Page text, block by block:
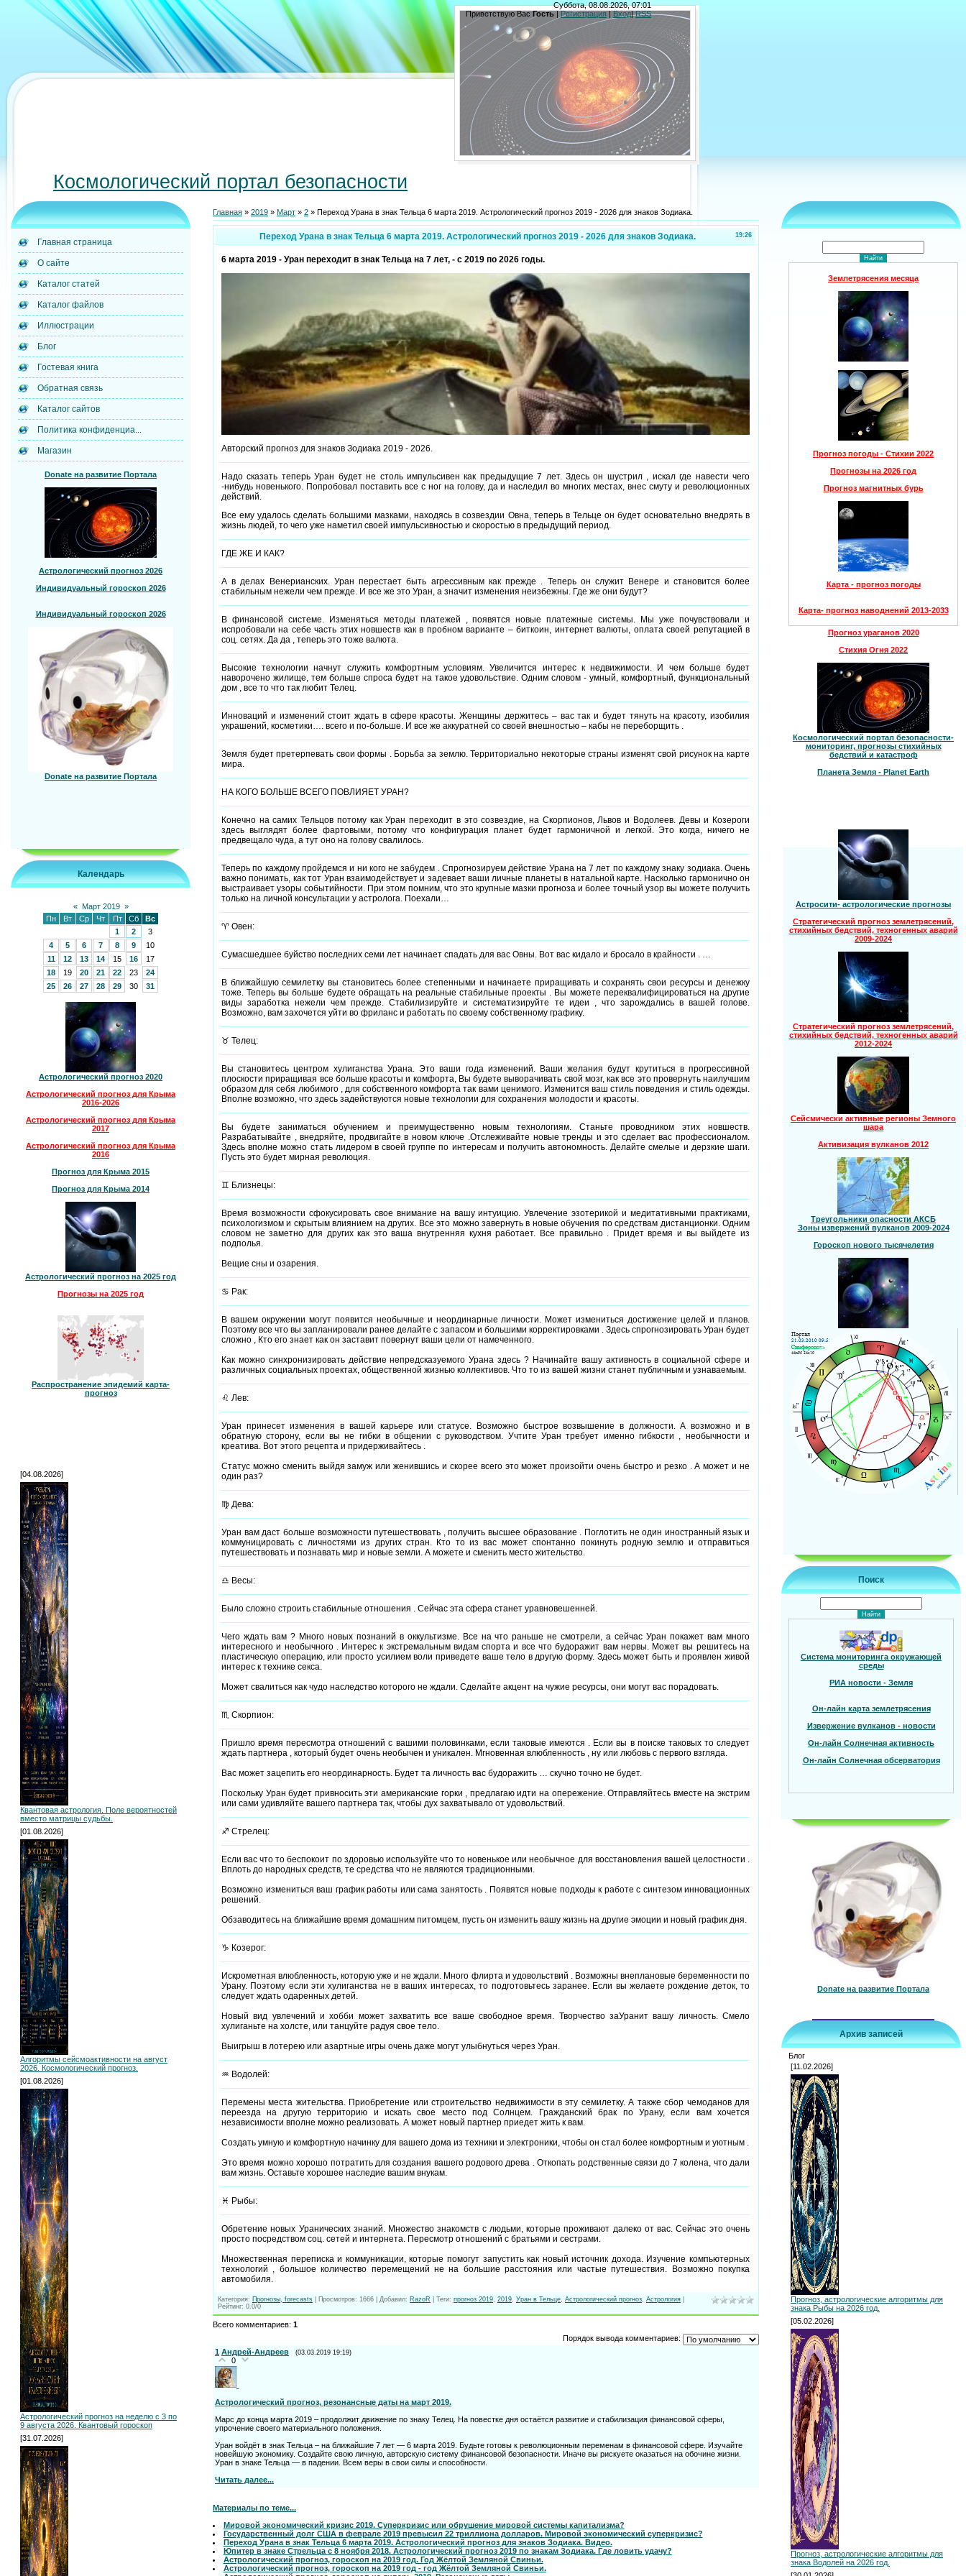
Суббота, 08.08.2026, 07:01
Приветствую Вас Гость|Регистрация|Вход|RSS
Космологический портал безопасности
Главная страница
О сайте
Каталог статей
Каталог файлов
Иллюстрации
Блог
Гостевая книга
Обратная связь
Каталог сайтов
Политика конфиденциа...
Магазин
Donate на развитие Портала
Астрологический прогноз 2026
Индивидуальный гороскоп 2026
Индивидуальный гороскоп 2026
Donate на развитие Портала
Календарь
« Март 2019 »
Пн
Вт Ср Чт Пт Сб
Вс
1
2
3
4
5 6 7 8 9
10
11
12 13 14 15 16
17
18
19 20 21 22 23
24
25
26 27 28 29 30 31
Астрологический прогноз 2020
Астрологический прогноз для Крыма
2016-2026
Астрологический прогноз для Крыма
2017
Астрологический прогноз для Крыма
2016
Прогноз для Крыма 2015
Прогноз для Крыма 2014
Астрологический прогноз на 2025 год
Прогнозы на 2025 год
Распространение эпидемий карта-
прогноз
[04.08.2026]
Квантовая астрология. Поле вероятностей
вместо матрицы судьбы.
[01.08.2026]
Алгоритмы сейсмоактивности на август
2026. Космологический прогноз.
[01.08.2026]
Астрологический прогноз на неделю с 3 по
9 августа 2026. Квантовый гороскоп
[31.07.2026]
Главная » 2019 » Март » 2 » Переход Урана в знак Тельца 6 марта 2019. Астрологический прогноз 2019 - 2026 для знаков Зодиака.
19:26
Переход Урана в знак Тельца 6 марта 2019. Астрологический прогноз 2019 - 2026 для знаков Зодиака.
6 марта 2019 - Уран переходит в знак Тельца на 7 лет, - с 2019 по 2026 годы.
Авторский прогноз для знаков Зодиака 2019 - 2026.
Надо сказать теперь Уран будет не столь импульсивен как предыдущие 7 лет. Здесь он шустрил , искал где навести чего
-нибудь новенького. Попробовал поставить все с ног на голову, да и наследил во многих местах, внес смуту и революционных
действий.
Все ему удалось сделать большими мазками, находясь в созвездии Овна, теперь в Тельце он будет основательно внедрять в
жизнь людей, то чего уже наметил своей импульсивностью и скоростью в предыдущий период.
ГДЕ ЖЕ И КАК?
А в делах Венерианских. Уран перестает быть агрессивным как прежде . Теперь он служит Венере и становится более
стабильным нежели чем прежде. И все же это Уран, а значит изменения неизбежны. Где же они будут?
В финансовой системе. Изменяться методы платежей , появятся новые платежные системы. Мы уже почувствовали и
испробовали на себе часть этих новшеств как в пробном варианте – биткоин, интернет валюты, оплата своей репутацией в
соц. сетях. Да да , теперь это тоже валюта.
Высокие технологии начнут служить комфортным условиям. Увеличится интерес к недвижимости. И чем больше будет
наворочено жилище, тем больше спроса будет на такое удовольствие. Одним словом - умный, комфортный, функциональный
дом , все то что так любит Телец.
Инноваций и изменений стоит ждать в сфере красоты. Женщины держитесь – вас так и будет тянуть на красоту, изобилия
украшений, косметики…. всего и по-больше. И все же аккуратней со своей внешностью – кабы не переборщить .
Земля будет претерпевать свои формы . Борьба за землю. Территориально некоторые страны изменят свой рисунок на карте
мира.
НА КОГО БОЛЬШЕ ВСЕГО ПОВЛИЯЕТ УРАН?
Конечно на самих Тельцов потому как Уран переходит в это созвездие, на Скорпионов, Львов и Водолеев. Девы и Козероги
здесь выглядят более фартовыми, потому что конфигурация планет будет гармоничной и легкой. Это когда, ничего не
предвещало чуда, а тут оно на голову свалилось.
Теперь по каждому пройдемся и ни кого не забудем . Спрогнозируем действие Урана на 7 лет по каждому знаку зодиака. Очень
важно понимать, как тот Уран взаимодействует и задевает ваши личные планеты в натальной карте. Насколько гармонично он
выстраивает узоры событийности. При этом помним, что это крупные мазки прогноза и более точный узор вы можете получить
только на личной консультации у астролога. Поехали…
♈ Овен:
Сумасшедшее буйство последних семи лет начинает спадать для вас Овны. Вот вас кидало и бросало в крайности . …
В ближайшую семилетку вы становитесь более степенными и начинаете приращивать и сохранять свои ресурсы и денежку
тоже. Теперь вы больше будете обращать на реальные стабильные проекты . Вы можете переквалифицироваться на другие
виды заработка нежели чем прежде. Стабилизируйте и систематизируйте те идеи , что зарождались в вашей голове.
Возможно, вам захочется уйти во фриланс и работать по своему собственному графику.
♉ Телец:
Вы становитесь центром хулиганства Урана. Это ваши года изменений. Ваши желания будут крутиться в прогрессивной
плоскости приращивая все больше красоты и комфорта, Вы будете выворачивать свой мозг, как все это провернуть наилучшим
образом для себя любимого , для собственного комфорта так вами ценимого. Изменится ваш стиль поведения и стиль одежды.
Вполне возможно, что здесь задействуются новые технологии для сохранения молодости и красоты.
Вы будете заниматься обучением и преимущественно новым технологиям. Станьте проводником этих новшеств.
Разрабатывайте , внедряйте, продвигайте в новом ключе .Отслеживайте новые тренды и это сделает вас профессионалом.
Здесь вполне можно стать лидером в своей группе по интересам и получить автономность. Делайте смелые и дерзкие шаги.
Пусть это будет мирная революция.
♊ Близнецы:
Время возможности сфокусировать свое внимание на вашу интуицию. Увлечение эзотерикой и медитативными практиками,
психологизмом и скрытым влиянием на других. Все это можно завернуть в новые обучения по средствам дистанционки. Одним
словом не заметно для других как это ваша внутренняя кухня работает. Все правильно . Придет время и вы выйдете из
подполья.
Вещие сны и озарения.
♋ Рак:
В вашем окружении могут появится необычные и неординарные личности. Может измениться достижение целей и планов.
Поэтому все что вы запланировали ранее делайте с запасом и большими корректировками . Здесь спрогнозировать Уран будет
сложно , Кто его знает как он заставит повернут ваши цели от намеченного.
Как можно синхронизировать действие непредсказуемого Урана здесь ? Начинайте вашу активность в социальной сфере и
различных социальных проектах, общественной жизнью коллективов. Что то из вашей жизни станет публичным и узнаваемым.
♌ Лев:
Уран принесет изменения в вашей карьере или статусе. Возможно быстрое возвышение в должности. А возможно и в
обратную сторону, если вы не гибки в общении с руководством. Учтите Уран требует именно гибкости , необычности и
креатива. Вот этого рецепта и придерживайтесь .
Статус можно сменить выйдя замуж или женившись и скорее всего это может произойти очень быстро и резко . А может и не
один раз?
♍ Дева:
Уран вам даст больше возможности путешествовать , получить высшее образование . Поглотить не один иностранный язык и
коммуницировать с личностями из других стран. Кто то из вас может спонтанно покинуть родную землю и отправиться
путешествовать и познавать мир и новые земли. А можете и сменить место жительство.
♎ Весы:
Было сложно строить стабильные отношения . Сейчас эта сфера станет уравновешенней.
Чего ждать вам ? Много новых познаний в оккультизме. Все на что раньше не смотрели, а сейчас Уран покажет вам много
интересного и необычного . Интерес к экстремальным видам спорта и все что будоражит вам нервы. Может вы решитесь на
пластическую операцию, или просто усилием воли приведете ваше тело в другую форму. Здесь может быть и проявлен живой
интерес к технике секса.
Может свалиться как чудо наследство которого не ждали. Сделайте акцент на чужие ресурсы, они могут вас порадовать.
♏ Скорпион:
Пришло время пересмотра отношений с вашими половинками, если таковые имеются . Если вы в поиске таковых то следует
ждать партнера , который будет очень необычен и уникален. Мгновенная влюбленность , ну или любовь с первого взгляда.
Вас может зацепить его неординарность. Будет та личность вас будоражить … скучно точно не будет.
Поскольку Уран будет привносить эти американские горки , предлагаю идти на опережение. Отправляйтесь вместе на экстрим
или сами удивляйте вашего партнера так, чтобы дух захватывало от удовольствий.
♐ Стрелец:
Если вас что то беспокоит по здоровью используйте что то новенькое или необычное для восстановления вашей целостности .
Вплоть до народных средств, те средства что не являются традиционными.
Возможно измениться ваш график работы или сама занятость . Появятся новые подходы к работе с синтезом инновационных
решений.
Обзаводитесь на ближайшие время домашним питомцем, пусть он изменить вашу жизнь на другие эмоции и новый график дня.
♑ Козерог:
Искрометная влюбленность, которую уже и не ждали. Много флирта и удовольствий . Возможны внеплановые беременности по
Урану. Поэтому если эти хулиганства не в ваших интересах, то подготовьтесь заранее. Если вы желаете рождение деток, то
следует ждать одаренных детей.
Новый вид увлечений и хобби может захватить все ваше свободное время. Творчество заУранит вашу личность. Смело
хулиганьте на холсте, или танцуйте радуя свое тело.
Выигрыш в лотерею или азартные игры очень даже могут улыбнуться через Уран.
♒ Водолей:
Перемены места жительства. Приобретение или строительство недвижимости в эту семилетку. А также сбор чемоданов для
переезда на другую территорию и искать свое место под Солнцем. Гражданский брак по Урану, если вам хочется
независимости вполне можно реализовать. А может новый партнер приедет жить к вам.
Создать умную и комфортную начинку для вашего дома из техники и электроники, чтобы он стал более комфортным и уютным .
Это время можно хорошо потратить для создания вашего родового древа . Откопать родственные связи до 7 колена, что дали
вам жизнь. Оставьте хорошее наследие вашим внукам.
♓ Рыбы:
Обретение новых Уранических знаний. Множество знакомств с людьми, которые проживают далеко от вас. Сейчас это очень
просто посредством соц. сетей и интернета. Пересмотр отношений с братьями и сестрами.
Множественная переписка и коммуникации, которые помогут запустить как новый источник дохода. Изучение компьютерных
технологий , большое количество перемещений не на большие расстояния или частые путешествия. Возможно покупка
автомобиля.
Категория: Прогнозы, forecasts Просмотров: 1666 | Добавил: RazoR Теги: прогноз 2019 2019 Уран в Тельце Астрологический прогноз Астрология
Рейтинг: 0.0/0
Всего комментариев: 1
Порядок вывода комментариев:
1 Андрей-Андреев (03.03.2019 19:19)
0
Астрологический прогноз, резонансные даты на март 2019.
Марс до конца марта 2019 – продолжит движение по знаку Телец. На повестке дня остаётся развитие и стабилизация финансовой сферы,
упрочение своего материального положения.
Уран войдёт в знак Тельца – на ближайшие 7 лет — 6 марта 2019. Будьте готовы к революционным переменам в финансовой сфере. Изучайте
новейшую экономику. Создайте свою личную, авторскую систему финансовой безопасности. Иначе вы рискуете оказаться на обочине жизни.
Уран в знаке Тельца — в падении. Всем веры в свои силы и способности.
Читать далее...
Материалы по теме...
Мировой экономический кризис 2019. Суперкризис или обрушение мировой системы капитализма?
Государственный долг США в феврале 2019 превысил 22 триллиона долларов. Мировой экономический суперкризис?
Переход Урана в знак Тельца 6 марта 2019. Астрологический прогноз для знаков Зодиака. Видео.
Юпитер в знаке Стрельца с 8 ноября 2018. Астрологический прогноз 2019 по знакам Зодиака. Где ловить удачу?
Астрологический прогноз, гороскоп на 2019 год. Год Жёлтой Земляной Свиньи.
Астрологический прогноз, гороскоп на 2019 год - год Жёлтой Земляной Свиньи.
Землетрясения месяца
Прогноз погоды - Стихии 2022
Прогнозы на 2026 год
Прогноз магнитных бурь
Карта - прогноз погоды
Карта- прогноз наводнений 2013-2033
Прогноз ураганов 2020
Стихия Огня 2022
Космологический портал безопасности-
мониторинг, прогнозы стихийных
бедствий и катастроф
Планета Земля - Planet Earth
Астросити- астрологические прогнозы
Стратегический прогноз землетрясений,
стихийных бедствий, техногенных аварий
2009-2024
Стратегический прогноз землетрясений,
стихийных бедствий, техногенных аварий
2012-2024
Сейсмически активные регионы Земного
шара
Активизация вулканов 2012
Треугольники опасности АКСБ
Зоны извержений вулканов 2009-2024
Гороскоп нового тысячелетия
Поиск
Система мониторинга окружающей
среды
РИА новости - Земля
Он-лайн карта землетрясения
Извержение вулканов - новости
Он-лайн Солнечная активность
Он-лайн Солнечная обсерватория
Donate на развитие Портала
Архив записей
Блог
[11.02.2026]
Прогноз, астрологические алгоритмы для
знака Рыбы на 2026 год.
[05.02.2026]
Прогноз, астрологические алгоритмы для
знака Водолей на 2026 год.